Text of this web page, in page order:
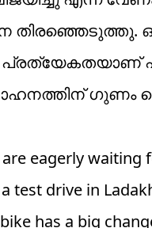
തിരഞ്ഞെടുത്തു.
ഗുണം
eagerly
test drive in
has a big